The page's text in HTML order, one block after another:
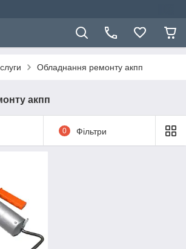
Обладнання ремонту акпп
акпп
0 Фільтри